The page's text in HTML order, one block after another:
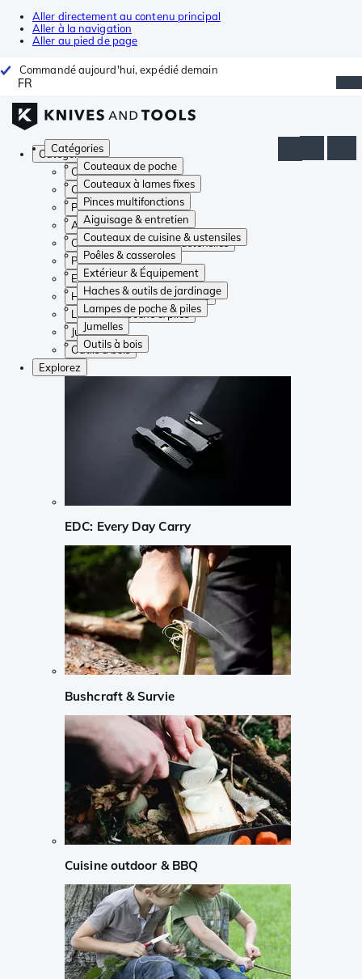
Aller directement au contenu principal
Aller à la navigation
Aller au pied de page
Commandé aujourd'hui, expédié demain
FR
Catégories
Couteaux de poche
Couteaux à lames fixes
Pinces multifonctions
Aiguisage & entretien
Couteaux de cuisine & ustensiles
Poêles & casseroles
Extérieur & Équipement
Haches & outils de jardinage
Lampes de poche & piles
Jumelles
Outils à bois
Catégories
Couteaux de poche
Couteaux à lames fixes
Pinces multifonctions
Aiguisage & entretien
Couteaux de cuisine & ustensiles
Poêles & casseroles
Extérieur & Équipement
Haches & outils de jardinage
Lampes de poche & piles
Jumelles
Outils à bois
Explorez
EDC: Every Day Carry
Bushcraft & Survie
Cuisine outdoor & BBQ